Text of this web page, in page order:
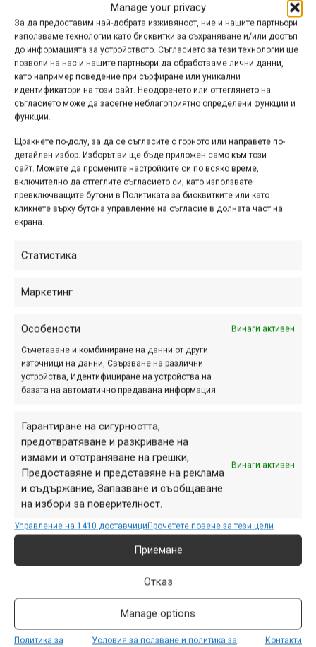
Manage your privacy
За да предоставим най-добрата изживяност, ние и нашите партньори
използваме технологии като бисквитки за съхраняване и/или достъп
до информацията за устройството. Съгласието за тези технологии ще
позволи на нас и нашите партньори да обработваме лични данни,
като например поведение при сърфиране или уникални
идентификатори на този сайт. Неодоренето или оттеглянето на
съгласието може да засегне неблагоприятно определени функции и
функции.
Щракнете по-долу, за да се съгласите с горното или направете по-
детайлен избор. Изборът ви ще бъде приложен само към този
сайт. Можете да промените настройките си по всяко време,
включително да оттеглите съгласието си, като използвате
превключващите бутони в Политиката за бисквитките или като
кликнете върху бутона управление на съгласие в долната част на
екрана.
Статистика
Маркетинг
Особености Винаги активен
Съчетаване и комбиниране на данни от други
източници на данни, Свързване на различни
устройства, Идентифициране на устройства на
базата на автоматично предавана информация.
Гарантиране на сигурността,
предотвратяване и разкриване на
измами и отстраняване на грешки,
Предоставяне и представяне на реклама
и съдържание, Запазване и съобщаване
на избори за поверителност.
Винаги активен
Управление на 1410 доставчициПрочетете повече за тези цели
Приемане
Отказ
Manage options
Политика за
Условия за ползване и политика за
Контакти
А ако ви е интересно как изглеждат нещата през
погледа на самия Бас (и на неговия брат Том), ето още
една минута, която ще ви накара да се чувствате като
във влакче на ужасите:
Кликнете 'Съгласен съм', за да
активирате Youtube
Политика за бисквитки
Етикети:
Навигация
Предишна
ПАРТНЬОРИ